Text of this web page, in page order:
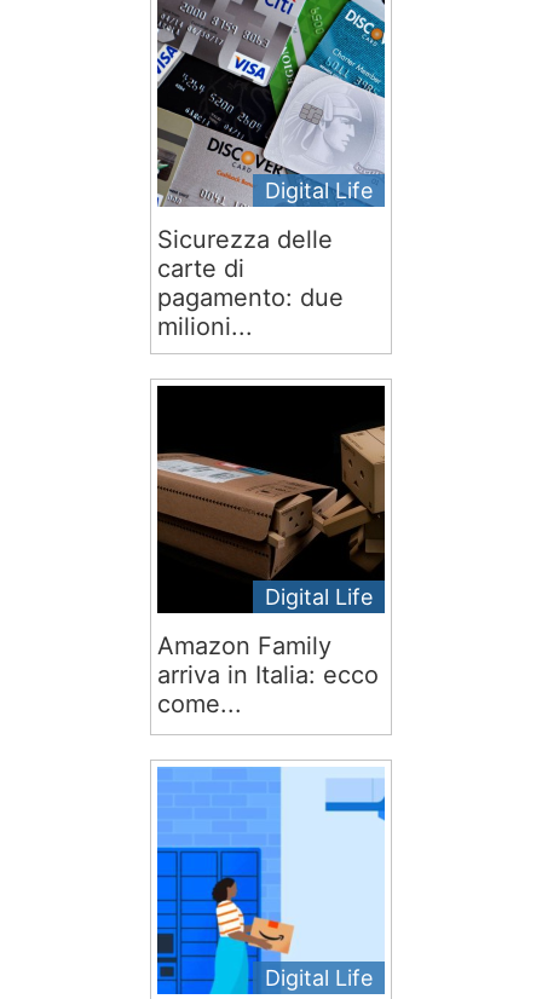
Digital Life
Sicurezza delle
carte di
pagamento: due
milioni...
Digital Life
Amazon Family
arriva in Italia: ecco
come...
Digital Life